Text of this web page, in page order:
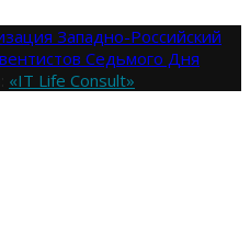
Западно-Российский
Седьмого Дня
«IT Life Consult»